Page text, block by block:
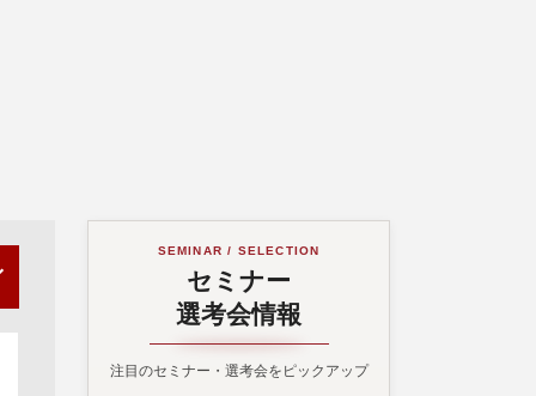
SEMINAR / SELECTION
セミナー
選考会情報
注目のセミナー・選考会をピックアップ